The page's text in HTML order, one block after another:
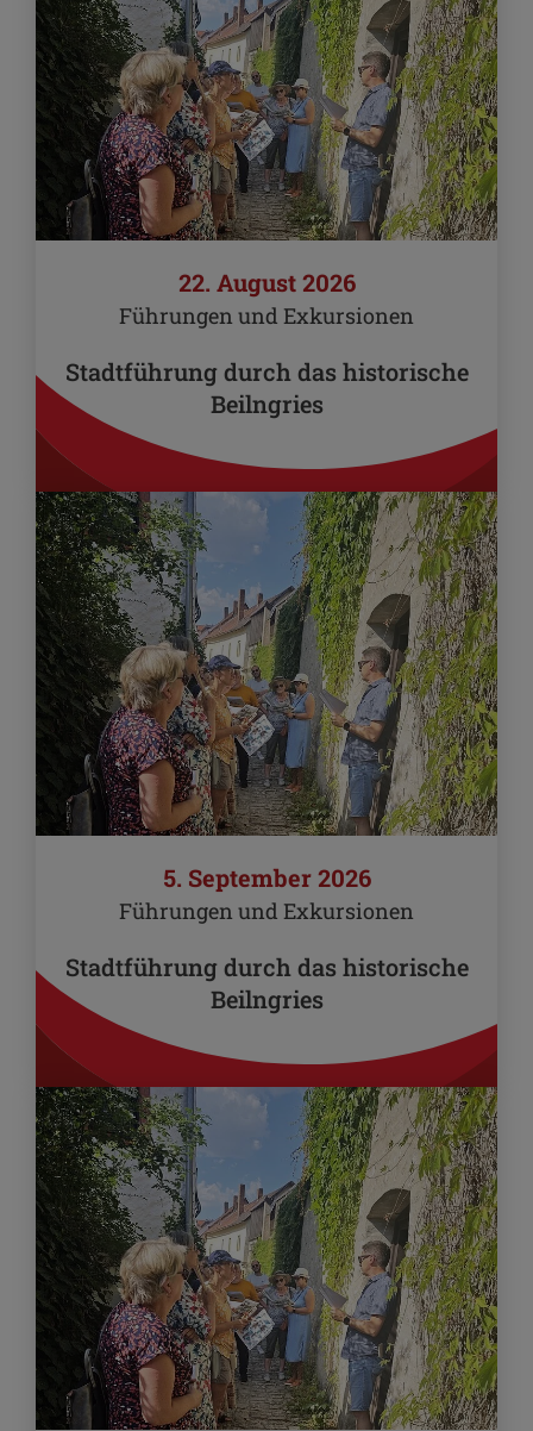
22. August 2026
Führungen und Exkursionen
Stadtführung durch das historische
Beilngries
5. September 2026
Führungen und Exkursionen
Stadtführung durch das historische
Beilngries